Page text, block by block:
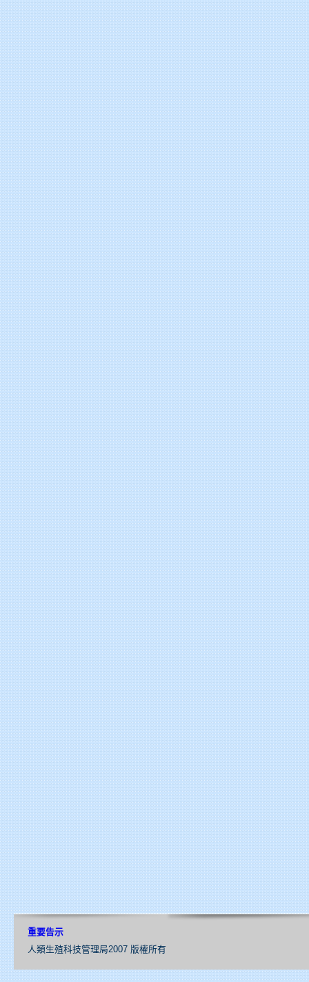
重要告示
人類生殖科技管理局2007 版權所有